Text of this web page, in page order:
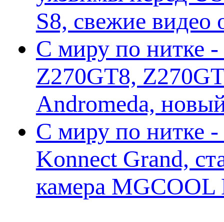
S8, свежие
С миру по нитке -
Z270GT8,
Andromeda,
С миру по нитке -
Konnect Grand,
камера MGCOOL